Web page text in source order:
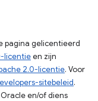
pagina gelicentieerd
licentieen zijn
2.0-licentie. Voor
sitebeleid.
en/of diens